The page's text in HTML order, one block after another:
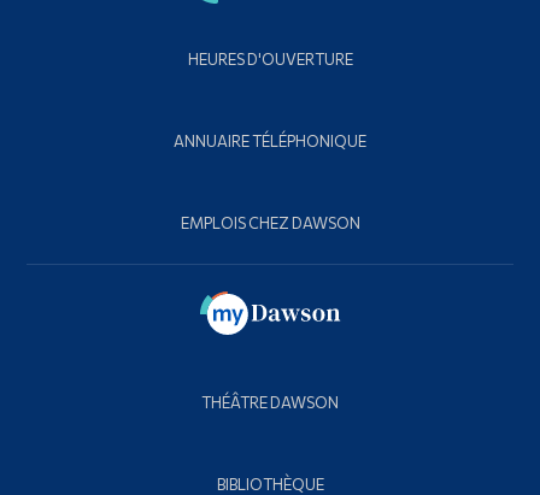
HEURES D'OUVERTURE
ANNUAIRE TÉLÉPHONIQUE
EMPLOIS CHEZ DAWSON
THÉÂTRE DAWSON
BIBLIOTHÈQUE